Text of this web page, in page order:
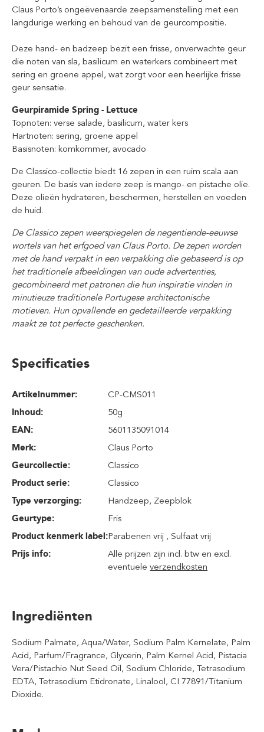
Claus Porto’s ongeëvenaarde zeepsamenstelling met een
langdurige werking en behoud van de geurcompositie.
Deze hand- en badzeep bezit een frisse, onverwachte geur
die noten van sla, basilicum en waterkers combineert met
sering en groene appel, wat zorgt voor een heerlijke frisse
geur sensatie.
Geurpiramide Spring - Lettuce
Topnoten: verse salade, basilicum, water kers
Hartnoten: sering, groene appel
Basisnoten: komkommer, avocado
De Classico-collectie biedt 16 zepen in een ruim scala aan
geuren. De basis van iedere zeep is mango- en pistache olie.
Deze olieën hydrateren, beschermen, herstellen en voeden
de huid.
De Classico zepen weerspiegelen de negentiende-eeuwse
wortels van het erfgoed van Claus Porto. De zepen worden
met de hand verpakt in een verpakking die gebaseerd is op
het traditionele afbeeldingen van oude advertenties,
gecombineerd met patronen die hun inspiratie vinden in
minutieuze traditionele Portugese architectonische
motieven. Hun opvallende en gedetailleerde verpakking
maakt ze tot perfecte geschenken.
Specificaties
Artikelnummer:
CP-CMS011
Inhoud:
50g
EAN:
5601135091014
Merk:
Claus Porto
Geurcollectie:
Classico
Product serie:
Classico
Type verzorging:
Handzeep, Zeepblok
Geurtype:
Fris
Product kenmerk label:Parabenen vrij , Sulfaat vrij
Prijs info:
Alle prijzen zijn incl. btw en excl.
eventueleverzendkosten
Ingrediënten
Sodium Palmate, Aqua/Water, Sodium Palm Kernelate, Palm
Acid, Parfum/Fragrance, Glycerin, Palm Kernel Acid, Pistacia
Vera/Pistachio Nut Seed Oil, Sodium Chloride, Tetrasodium
EDTA, Tetrasodium Etidronate, Linalool, CI 77891/Titanium
Dioxide.